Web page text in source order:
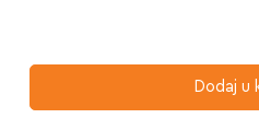
Dodaj u